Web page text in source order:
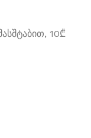
10₾